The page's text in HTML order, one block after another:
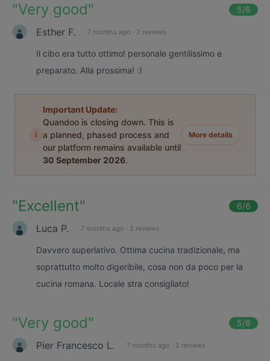
"Very good" 5/6
Esther F. 7 months ago · 2 reviews
Il cibo era tutto ottimo! personale gentilissimo e
preparato. Alla prossima! :)
i
Important Update:
Quandoo is closing down. This is
a planned, phased process and
our platform remains available until
30 September 2026.
More details
"Excellent" 6/6
Luca P. 7 months ago · 2 reviews
Davvero superlativo. Ottima cucina tradizionale, ma
soprattutto molto digeribile, cosa non da poco per la
cucina romana. Locale stra consigliato!
"Very good" 5/6
Pier Francesco L. 7 months ago · 2 reviews